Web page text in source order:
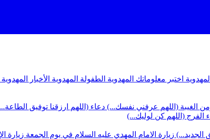
اختبر معلوماتك المهدوية الطفولة المهدوية الأخبار المهدوية
الغيبة (اللهم عرفني نفسك...) دعاء (اللهم ارزقنا توفيق
الفرج (اللهم كن لوليك...)
الجديد...) زيارة الامام المهدي عليه السلام في يوم الجمعة زيارة